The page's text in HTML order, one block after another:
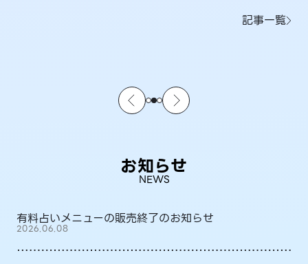
記事一覧
お知らせ
NEWS
有料占いメニューの販売終了のお知らせ
2026.06.08